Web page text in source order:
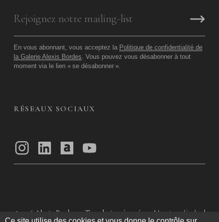
En vous abonnant, vous acceptez la Politique de confidentialité de
la Galerie Alexis Bordes . Vous pouvez vous désabonner à tout
moment via le lien « se désabonner ».
RÉSEAUX SOCIAUX
© 2026 Alexis Bordes — Tous droits réservés Mentions légales
|